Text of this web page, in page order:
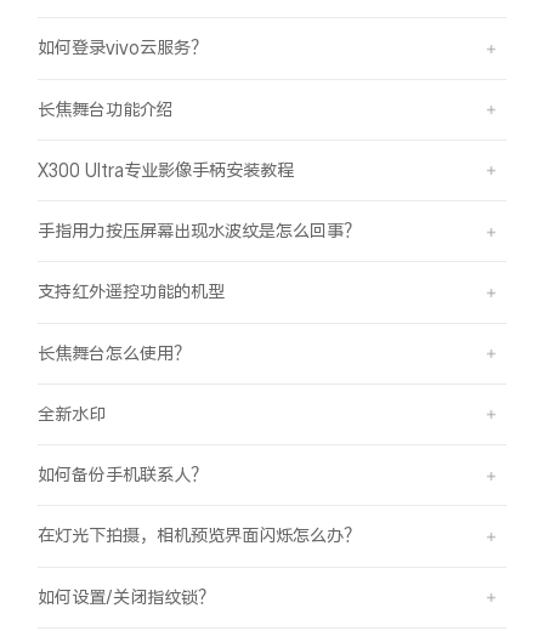
如何登录vivo云服务？
长焦舞台功能介绍
X300 Ultra专业影像手柄安装教程
手指用力按压屏幕出现水波纹是怎么回事？
支持红外遥控功能的机型
长焦舞台怎么使用？
全新水印
如何备份手机联系人？
在灯光下拍摄，相机预览界面闪烁怎么办？
如何设置/关闭指纹锁？